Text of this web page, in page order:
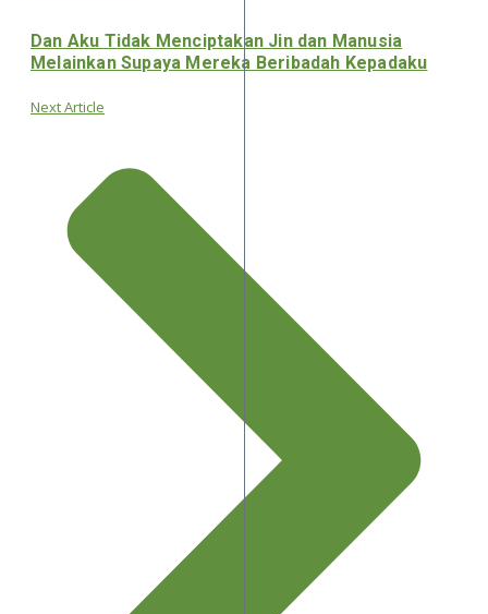
Dan Aku Tidak Menciptakan Jin dan Manusia
Melainkan Supaya Mereka Beribadah Kepadaku
Next Article